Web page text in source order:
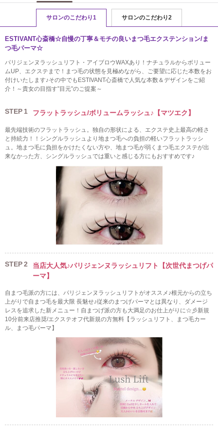
サロンのこだわり1 サロンのこだわり2
ESTIVANT心斎橋☆自慢の丁寧＆モチの良いまつ毛エクステンション/ま
つ毛パーマ☆
パリジェンヌラッシュリフト・アイブロウWAXあり！ナチュラルからボリュー
ムUP、エクステまで！まつ毛の状態を見極めながら、ご要望に応じた本数をお
付けいたします♪その中でもESTIVANT心斎橋で人気な本数＆デザインをご紹
介！～貴女の目指す”目元”のご提案～
STEP 1 フラットラッシュ/ボリュームラッシュ♪【マツエク】
最先端技術のフラットラッシュ。独自の形状による、エクステ史上最高の軽さ
と持続力！！シングルラッシュより地まつ毛への負担の軽いフラットラッシ
ュ。地まつ毛に負担をかけたくない方や、地まつ毛が弱くまつ毛エクステが出
来なかった方、シングルラッシュでは重いと感じる方にもおすすめです♪
STEP2
当店大人気♪パリジェンヌラッシュリフト【次世代まつげパ
ーマ】
自まつ毛派の方には、パリジェンヌラッシュリフトがオススメ♪根元からの立ち
上がりで自まつ毛を最大限 長魅せ♪従来のまつげパーマとは異なり、ダメージ
レスを追求した新メニュー！自まつげ派の方も大満足のお仕上がりに☆彡新規
10分前来店推奨/エクステオフ代新規の方無料【ラッシュリフト、まつ毛カー
ル、まつ毛パーマ】